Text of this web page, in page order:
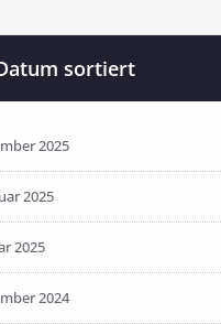
sortiert
2025
2025
2025
2024